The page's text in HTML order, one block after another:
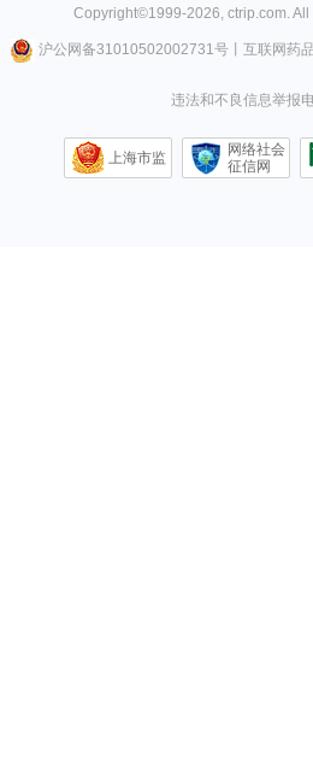
Copyright©1999-2026 ctrip.com .
沪公网备31010502002731号丨 互联网药
违法和不良信息举报
上海市监
网络社会
征信网